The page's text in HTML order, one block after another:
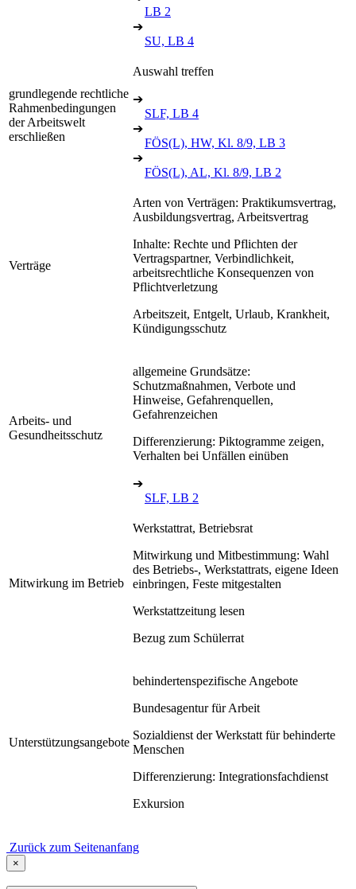
LB 2
➔
SU, LB 4
grundlegende rechtliche
Rahmenbedingungen
der Arbeitswelt
erschließen
Auswahl treffen
➔
SLF, LB 4
➔
FÖS(L), HW, Kl. 8/9, LB 3
➔
FÖS(L), AL, Kl. 8/9, LB 2
Verträge
Arten von Verträgen: Praktikumsvertrag,
Ausbildungsvertrag, Arbeitsvertrag
Inhalte: Rechte und Pflichten der
Vertragspartner, Verbindlichkeit,
arbeitsrechtliche Konsequenzen von
Pflichtverletzung
Arbeitszeit, Entgelt, Urlaub, Krankheit,
Kündigungsschutz
Arbeits- und
Gesundheitsschutz
allgemeine Grundsätze:
Schutzmaßnahmen, Verbote und
Hinweise, Gefahrenquellen,
Gefahrenzeichen
Differenzierung: Piktogramme zeigen,
Verhalten bei Unfällen einüben
➔
SLF, LB 2
Mitwirkung im Betrieb
Werkstattrat, Betriebsrat
Mitwirkung und Mitbestimmung: Wahl
des Betriebs-, Werkstattrats, eigene Ideen
einbringen, Feste mitgestalten
Werkstattzeitung lesen
Bezug zum Schülerrat
Unterstützungsangebote
behindertenspezifische Angebote
Bundesagentur für Arbeit
Sozialdienst der Werkstatt für behinderte
Menschen
Differenzierung: Integrationsfachdienst
Exkursion
Zurück zum Seitenanfang
×